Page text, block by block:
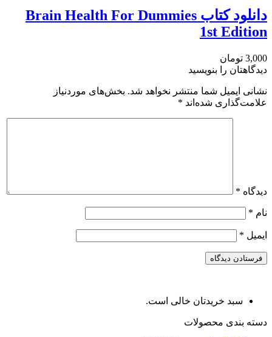
دانلود کتاب Brain Health For Dummies
1st Edition
3,000 تومان
دیدگاهتان را بنویسید
نشانی ایمیل شما منتشر نخواهد شد. بخش‌های موردنیاز
علامت‌گذاری شده‌اند *
دیدگاه *
نام *
ایمیل *
سبد خریدتان خالی است.
دسته بندی محصولات